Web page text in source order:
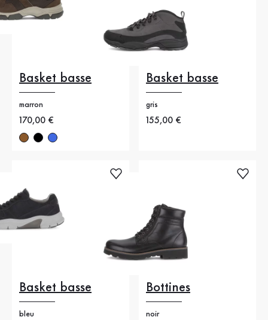
Basket basse
marron
Nouveau prix
170,00 €
Basket basse
gris
Nouveau prix
155,00 €
Basket basse
bleu
Bottines
noir